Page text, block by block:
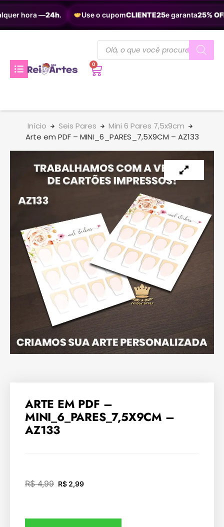
hora —24h. Use o cupomCLIENTE25e garanta25% OFF.
0
Início Seis Pares
Mini 6 Pares 7,5x9cm
Arte em PDF – MINI_6_PARES_7,5X9CM – AZ133
ARTE EM PDF –
MINI_6_PARES_7,5X9CM –
AZ133
R$4,99 R$ 2,99